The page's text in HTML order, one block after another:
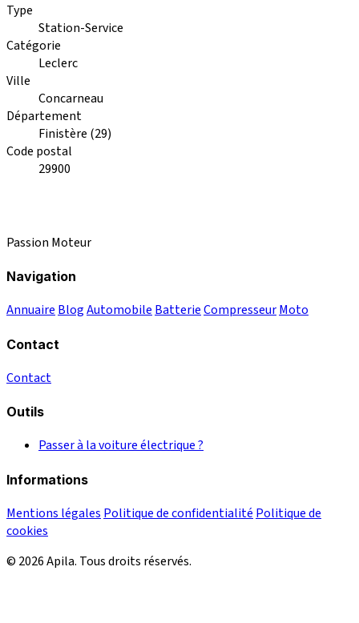
Type
Station-Service
Catégorie
Leclerc
Ville
Concarneau
Département
Finistère (29)
Code postal
29900
Passion Moteur
Navigation
Annuaire BlogAutomobile BatterieCompresseurMoto
Contact
Contact
Outils
Passer à la voiture électrique ?
Informations
Mentions légales Politique de confidentialité Politique de
cookies
© 2026 Apila. Tous droits réservés.